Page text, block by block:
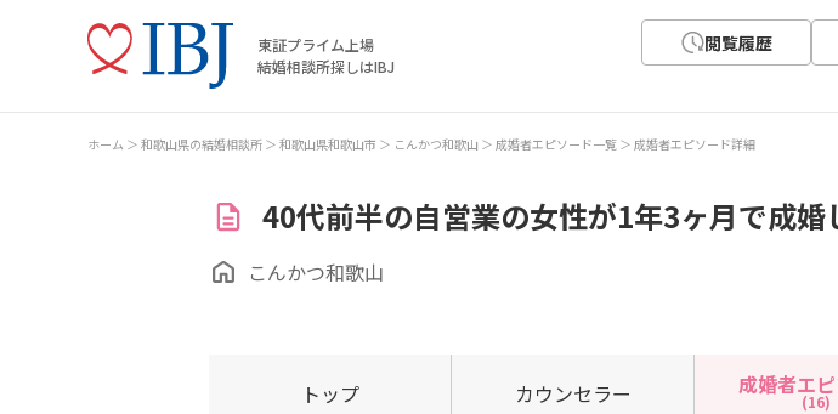
東証プライム上場
結婚相談所探しはIBJ
閲覧履歴
ホーム 和歌山県の結婚相談所 和歌山県和歌山市 こんかつ和歌山 成婚者エピソード一覧 成婚者エピソード詳細
40代前半の自営業の女性が1年3ヶ月で成
こんかつ和歌山
トップ カウンセラー 成婚者エ
(16)